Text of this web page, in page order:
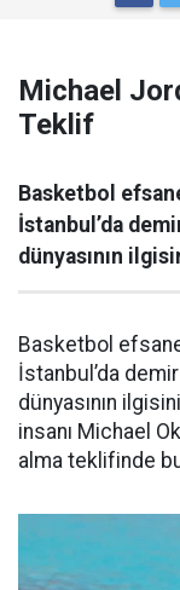
Michael
Teklif
Basketbol
İstanbul’da
dünyasının
Basketbol
İstanbul’da
dünyasının
insanı Michael
alma teklifinde